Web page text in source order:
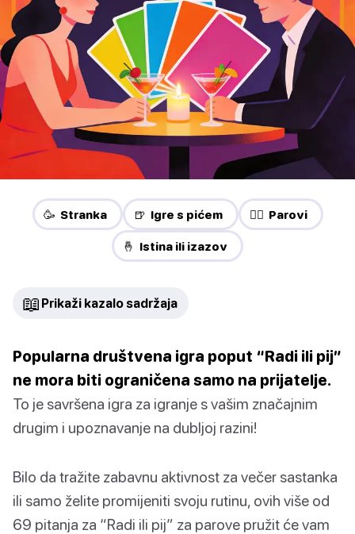
🥳 Stranka 🍺 Igre s pićem ❤️‍🔥 Parovi
🤞 Istina ili izazov
📖 Prikaži kazalo sadržaja
Popularna društvena igra poput “Radi ili pij”
ne mora biti ograničena samo na prijatelje.
To je savršena igra za igranje s vašim značajnim
drugim i upoznavanje na dubljoj razini!
Bilo da tražite zabavnu aktivnost za večer sastanka
ili samo želite promijeniti svoju rutinu, ovih više od
69 pitanja za “Radi ili pij” za parove pružit će vam